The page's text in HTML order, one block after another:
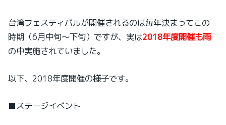
台湾フェスティバルが開催されるのは毎年決まってこの
時期（6月中旬～下旬）ですが、実は2018年度開催も雨
の中実施されていました。
以下、2018年度開催の様子です。
■ステージイベント